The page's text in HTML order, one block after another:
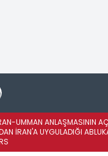
UMMAN ANLAŞMASININ
İRAN'A UYGULADIĞI